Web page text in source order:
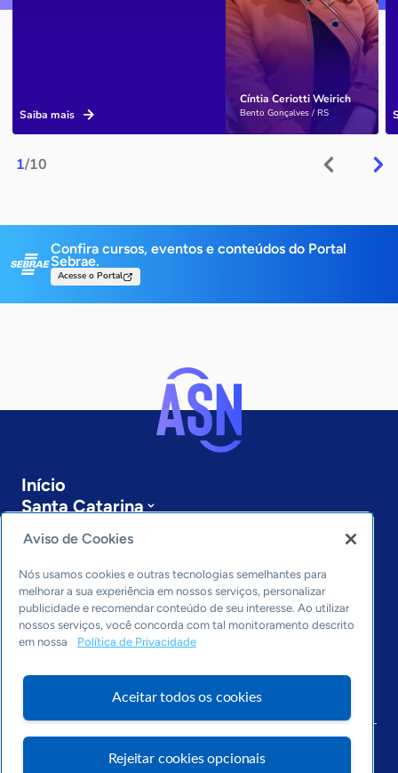
1/10
Cíntia Ceriotti Weirich
Bento Gonçalves / RS
Saiba mais
Confira cursos, eventos e conteúdos do Portal
Sebrae.
Acesse o Portal
Início
Santa Catarina
Sobre a ASN
Últimas notícias
Entre em contato
Editorias
Economia & Política
Inovação & Tecnologia
Cultura empreendedora
Arquivo
Aviso de Cookies
Nós usamos cookies e outras tecnologias semelhantes para
melhorar a sua experiência em nossos serviços, personalizar
publicidade e recomendar conteúdo de seu interesse. Ao utilizar
nossos serviços, você concorda com tal monitoramento descrito
em nossa
Política de Privacidade
Aceitar todos os cookies
Rejeitar cookies opcionais